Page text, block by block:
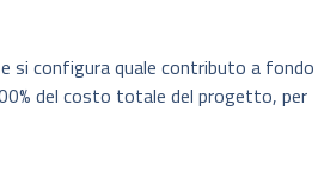
si configura quale contributo a fondo
del costo totale del progetto, per